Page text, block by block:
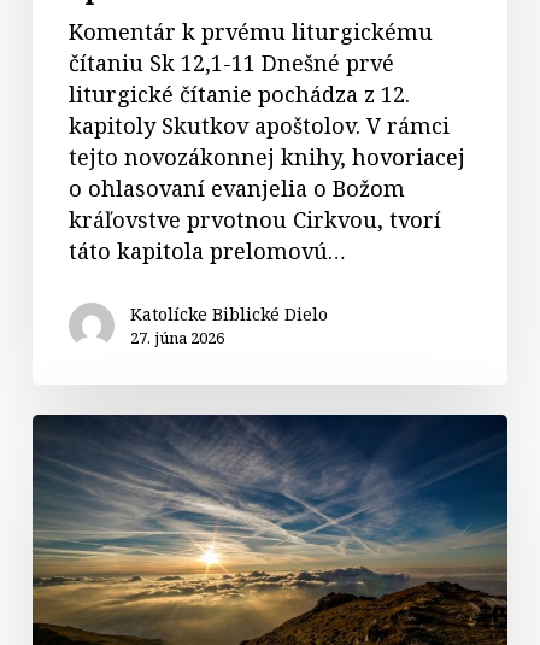
Komentár k prvému liturgickému
čítaniu Sk 12,1-11 Dnešné prvé
liturgické čítanie pochádza z 12.
kapitoly Skutkov apoštolov. V rámci
tejto novozákonnej knihy, hovoriacej
o ohlasovaní evanjelia o Božom
kráľovstve prvotnou Cirkvou, tvorí
táto kapitola prelomovú…
Katolícke Biblické Dielo
27. júna 2026
Komentáre
textom
na
12.
nedeľu
v